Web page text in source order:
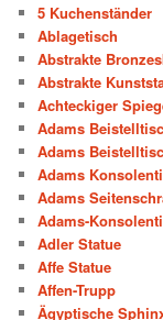
5 Kuchenständer
Ablagetisch
Abstrakte
Abstrakte
Achteckiger
Adams
Adams
Adams
Adams
Adams-
Adler Statue
Affe Statue
Affen-Trupp
Ägyptische